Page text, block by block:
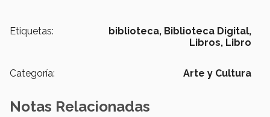
Etiquetas: biblioteca, Biblioteca Digital,
Libros, Libro
Categoría: Arte y Cultura
Notas Relacionadas